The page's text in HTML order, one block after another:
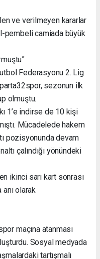
ve verilmeyen kararlar
pembeli camiada büyük
Federasyonu 2. Lig
sezonun ilk
olmuştu.
1’e indirse de 10 kişi
Mücadelede hakem
pozisyonunda devam
çalındığı yönündeki
ikinci sarı kart sonrası
anı olarak
maçına atanması
Sosyal medyada
tartışmalı